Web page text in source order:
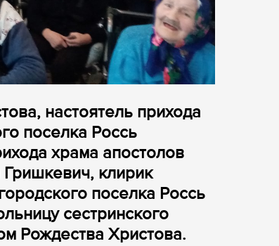
настоятель прихода
поселка Россь
храма апостолов
клирик
поселка Россь
сестринского
Рождества Христова.